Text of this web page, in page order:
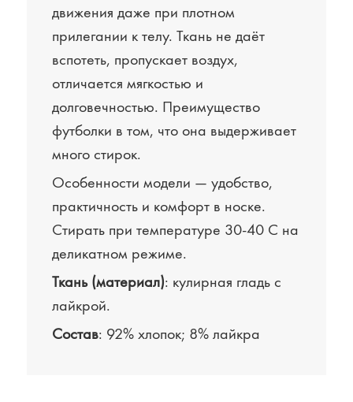
движения даже при плотном
прилегании к телу. Ткань не даёт
вспотеть, пропускает воздух,
отличается мягкостью и
долговечностью. Преимущество
футболки в том, что она выдерживает
много стирок.
Особенности модели — удобство,
практичность и комфорт в носке.
Стирать при температуре 30-40 С на
деликатном режиме.
Ткань (материал): кулирная гладь с
лайкрой.
Состав: 92% хлопок; 8% лайкра